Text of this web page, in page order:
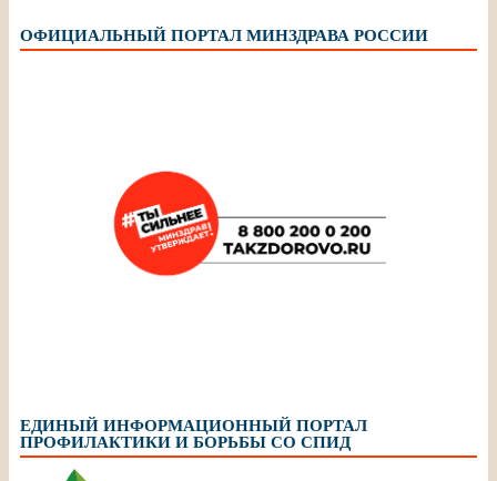
ОФИЦИАЛЬНЫЙ ПОРТАЛ МИНЗДРАВА РОССИИ
ЕДИНЫЙ ИНФОРМАЦИОННЫЙ ПОРТАЛ
ПРОФИЛАКТИКИ И БОРЬБЫ СО СПИД